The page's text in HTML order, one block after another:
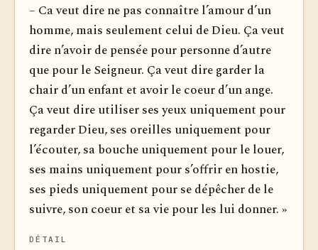
– Ca veut dire ne pas connaître l’amour d’un
homme, mais seulement celui de Dieu. Ça veut
dire n’avoir de pensée pour personne d’autre
que pour le Seigneur. Ça veut dire garder la
chair d’un enfant et avoir le coeur d’un ange.
Ça veut dire uti­liser ses yeux uniquement pour
regarder Dieu, ses oreilles uniquement pour
l’écouter, sa bouche uniquement pour le louer,
ses mains uniquement pour s’offrir en hostie,
ses pieds uniquement pour se dépêcher de le
suivre, son coeur et sa vie pour les lui donner. »
DÉTAIL